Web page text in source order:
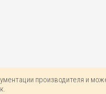
производителя и